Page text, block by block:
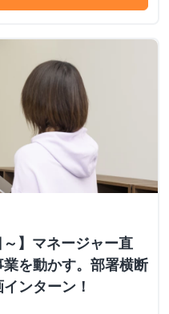
～】マネージャー直
を動かす。部署横断
ンターン！